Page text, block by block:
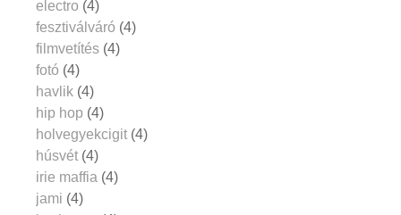
electro (4)
fesztiválváró (4)
filmvetítés (4)
fotó (4)
havlik (4)
hip hop (4)
holvegyekcigit (4)
húsvét (4)
irie maffia (4)
jami (4)